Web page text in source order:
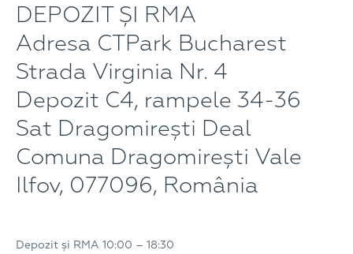
DEPOZIT ȘI RMA
Adresa CTPark Bucharest
Strada Virginia Nr. 4
Depozit C4, rampele 34-36
Sat Dragomirești Deal
Comuna Dragomirești Vale
Ilfov, 077096, România
Depozit și RMA 10:00 – 18:30